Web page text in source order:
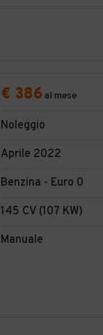
€ 386 al mese
Noleggio
Aprile 2022
Benzina - Euro 0
145 CV (107 KW)
Manuale